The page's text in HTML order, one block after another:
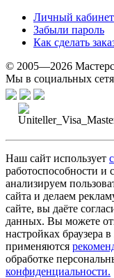
Личный кабинет
Забыли пароль
Как сделать
© 2005—2026
Мы в социальных
Наш сайт использует
работоспособности
анализируем
сайта и делаем
сайте, вы даёте
данных. Вы можете
настройках браузера
применяются
обработке
конфиденциальности.